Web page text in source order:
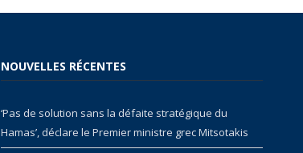
NOUVELLES RÉCENTES
‘Pas de solution sans la défaite stratégique du
Hamas’, déclare le Premier ministre grec Mitsotakis